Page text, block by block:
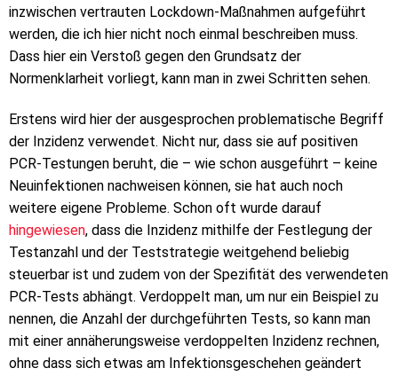
inzwischen vertrauten Lockdown-Maßnahmen aufgeführt
werden, die ich hier nicht noch einmal beschreiben muss.
Dass hier ein Verstoß gegen den Grundsatz der
Normenklarheit vorliegt, kann man in zwei Schritten sehen.
Erstens wird hier der ausgesprochen problematische Begriff
der Inzidenz verwendet. Nicht nur, dass sie auf positiven
PCR-Testungen beruht, die – wie schon ausgeführt – keine
Neuinfektionen nachweisen können, sie hat auch noch
weitere eigene Probleme. Schon oft wurde darauf
hingewiesen, dass die Inzidenz mithilfe der Festlegung der
Testanzahl und der Teststrategie weitgehend beliebig
steuerbar ist und zudem von der Spezifität des verwendeten
PCR-Tests abhängt. Verdoppelt man, um nur ein Beispiel zu
nennen, die Anzahl der durchgeführten Tests, so kann man
mit einer annäherungsweise verdoppelten Inzidenz rechnen,
ohne dass sich etwas am Infektionsgeschehen geändert